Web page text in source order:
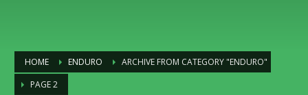
HOME ENDURO
ARCHIVE FROM CATEGORY "ENDURO"
PAGE 2